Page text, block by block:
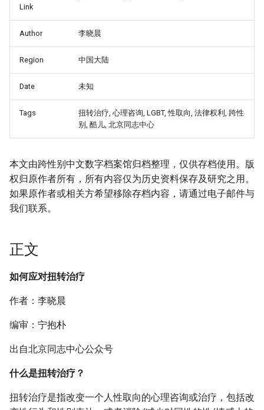
Link
Author 李晓晨
Region 中国大陆
Date 未知
Tags
扭转治疗, 心理咨询, LGBT, 性取向, 法律权利, 跨性
别, 酷儿, 北京同志中心
本文由跨性别中文数字档案馆归档整理，仅供存档使用。版
权归原作者所有，所有内容仅为历史资料保存及研究之用。
如果原作者或相关方希望移除存档内容，请通过电子邮件与
我们联系。
正文
如何应对扭转治疗
作者：李晓晨
编审：宁抱朴
出自北京同志中心公众号
什么是扭转治疗？
扭转治疗是指改变一个人性取向的心理咨询或治疗，包括改